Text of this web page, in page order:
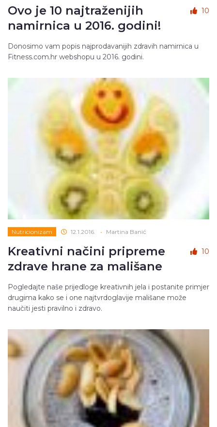
Ovo je 10 najtraženijih
namirnica u 2016. godini!
10
Donosimo vam popis najprodavanijih zdravih namirnica u
Fitness.com.hr webshopu u 2016. godini.
Nutricionizam 12.1.2016. • Martina Banić
Kreativni načini pripreme
zdrave hrane za mališane
10
Pogledajte naše prijedloge kreativnih jela i postanite primjer
drugima kako se i one najtvrdoglavije mališane može
naučiti jesti pravilno i zdravo.